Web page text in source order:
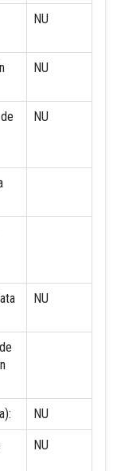
NU
NU
NU
NU
NU
NU